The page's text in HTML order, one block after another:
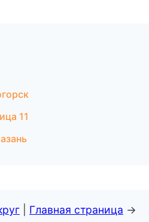
11
Главная страница →